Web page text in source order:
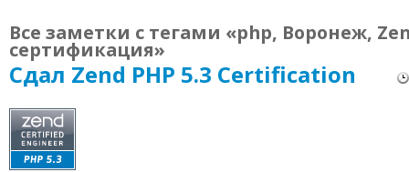
Все заметки с тегами «php, Воронеж,
сертификация»
Сдал Zend PHP 5.3 Certification